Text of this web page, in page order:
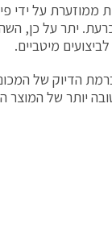
ממוזערת על ידי
יתר על כן,
מיטביים.
הדיוק של
יותר של המוצר